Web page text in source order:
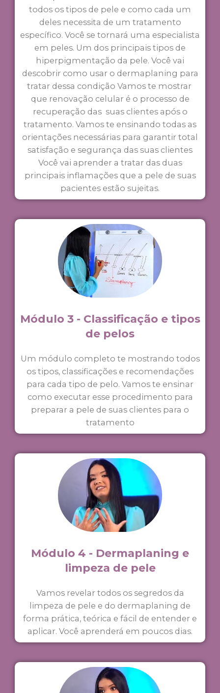
todos os tipos de pele e como cada um
deles necessita de um tratamento
específico. Você se tornará uma especialista
em peles. Um dos principais tipos de
hiperpigmentação da pele. Você vai
descobrir como usar o dermaplaning para
tratar dessa condição Vamos te mostrar
que renovação celular é o processo de
recuperação das suas clientes após o
tratamento. Vamos te ensinando todas as
orientações necessárias para garantir total
satisfação e segurança das suas clientes
Você vai aprender a tratar das duas
principais inflamações que a pele de suas
pacientes estão sujeitas.
Módulo 3 - Classificação e tipos
de pelos
Um módulo completo te mostrando todos
os tipos, classificações e recomendações
para cada tipo de pelo. Vamos te ensinar
como executar esse procedimento para
preparar a pele de suas clientes para o
tratamento
Módulo 4 - Dermaplaning e
limpeza de pele
Vamos revelar todos os segredos da
limpeza de pele e do dermaplaning de
forma prática, teórica e fácil de entender e
aplicar. Você aprenderá em poucos dias.